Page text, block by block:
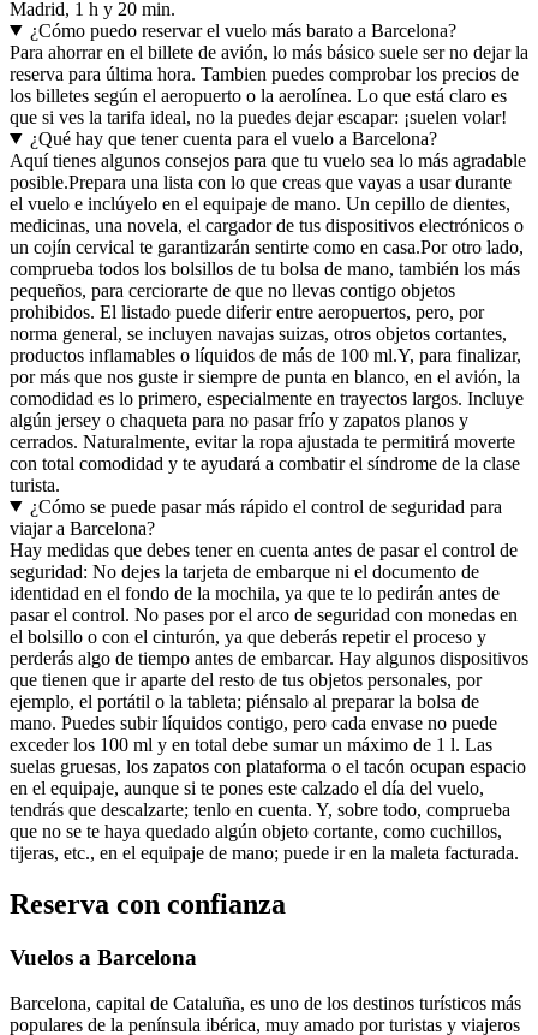
Madrid, 1 h y 20 min.
¿Cómo puedo reservar el vuelo más barato a Barcelona?
Para ahorrar en el billete de avión, lo más básico suele ser no dejar la
reserva para última hora. Tambien puedes comprobar los precios de
los billetes según el aeropuerto o la aerolínea. Lo que está claro es
que si ves la tarifa ideal, no la puedes dejar escapar: ¡suelen volar!
¿Qué hay que tener cuenta para el vuelo a Barcelona?
Aquí tienes algunos consejos para que tu vuelo sea lo más agradable
posible.Prepara una lista con lo que creas que vayas a usar durante
el vuelo e inclúyelo en el equipaje de mano. Un cepillo de dientes,
medicinas, una novela, el cargador de tus dispositivos electrónicos o
un cojín cervical te garantizarán sentirte como en casa.Por otro lado,
comprueba todos los bolsillos de tu bolsa de mano, también los más
pequeños, para cerciorarte de que no llevas contigo objetos
prohibidos. El listado puede diferir entre aeropuertos, pero, por
norma general, se incluyen navajas suizas, otros objetos cortantes,
productos inflamables o líquidos de más de 100 ml.Y, para finalizar,
por más que nos guste ir siempre de punta en blanco, en el avión, la
comodidad es lo primero, especialmente en trayectos largos. Incluye
algún jersey o chaqueta para no pasar frío y zapatos planos y
cerrados. Naturalmente, evitar la ropa ajustada te permitirá moverte
con total comodidad y te ayudará a combatir el síndrome de la clase
turista.
¿Cómo se puede pasar más rápido el control de seguridad para
viajar a Barcelona?
Hay medidas que debes tener en cuenta antes de pasar el control de
seguridad: No dejes la tarjeta de embarque ni el documento de
identidad en el fondo de la mochila, ya que te lo pedirán antes de
pasar el control. No pases por el arco de seguridad con monedas en
el bolsillo o con el cinturón, ya que deberás repetir el proceso y
perderás algo de tiempo antes de embarcar. Hay algunos dispositivos
que tienen que ir aparte del resto de tus objetos personales, por
ejemplo, el portátil o la tableta; piénsalo al preparar la bolsa de
mano. Puedes subir líquidos contigo, pero cada envase no puede
exceder los 100 ml y en total debe sumar un máximo de 1 l. Las
suelas gruesas, los zapatos con plataforma o el tacón ocupan espacio
en el equipaje, aunque si te pones este calzado el día del vuelo,
tendrás que descalzarte; tenlo en cuenta. Y, sobre todo, comprueba
que no se te haya quedado algún objeto cortante, como cuchillos,
tijeras, etc., en el equipaje de mano; puede ir en la maleta facturada.
Reserva con confianza
Vuelos a Barcelona
Barcelona, capital de Cataluña, es uno de los destinos turísticos más
populares de la península ibérica, muy amado por turistas y viajeros